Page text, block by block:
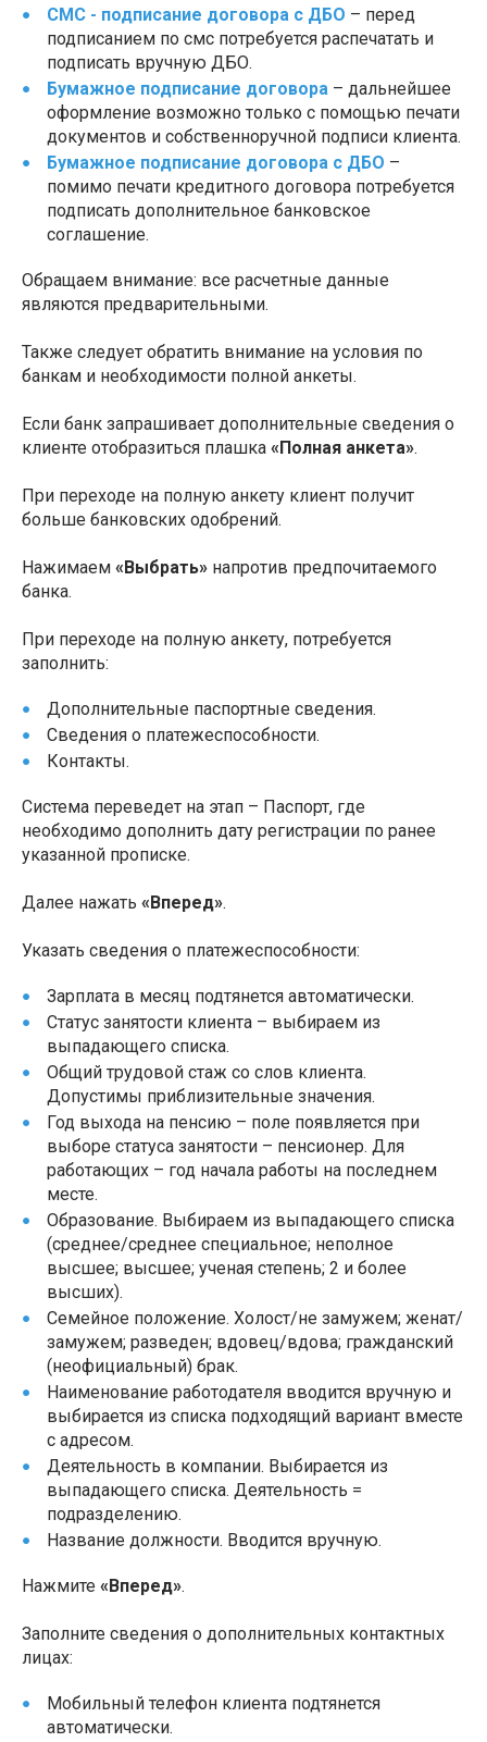
СМС - подписание договора с ДБО – перед
подписанием по смс потребуется распечатать и
подписать вручную ДБО.
Бумажное подписание договора– дальнейшее
оформление возможно только с помощью печати
документов и собственноручной подписи клиента.
Бумажное подписание договора с ДБО –
помимо печати кредитного договора потребуется
подписать дополнительное банковское
соглашение.
Обращаем внимание: все расчетные данные
являются предварительными.
Также следует обратить внимание на условия по
банкам и необходимости полной анкеты.
Если банк запрашивает дополнительные сведения о
клиенте отобразиться плашка «Полная анкета».
При переходе на полную анкету клиент получит
больше банковских одобрений.
Нажимаем «Выбрать» напротив предпочитаемого
банка.
При переходе на полную анкету, потребуется
заполнить:
Дополнительные паспортные сведения.
Сведения о платежеспособности.
Контакты.
Система переведет на этап – Паспорт, где
необходимо дополнить дату регистрации по ранее
указанной прописке.
Далее нажать «Вперед».
Указать сведения о платежеспособности:
Зарплата в месяц подтянется автоматически.
Статус занятости клиента – выбираем из
выпадающего списка.
Общий трудовой стаж со слов клиента.
Допустимы приблизительные значения.
Год выхода на пенсию – поле появляется при
выборе статуса занятости – пенсионер. Для
работающих – год начала работы на последнем
месте.
Образование. Выбираем из выпадающего списка
(среднее/среднее специальное; неполное
высшее; высшее; ученая степень; 2 и более
высших).
Семейное положение. Холост/не замужем; женат/
замужем; разведен; вдовец/вдова; гражданский
(неофициальный) брак.
Наименование работодателя вводится вручную и
выбирается из списка подходящий вариант вместе
с адресом.
Деятельность в компании. Выбирается из
выпадающего списка. Деятельность =
подразделению.
Название должности. Вводится вручную.
Нажмите «Вперед».
Заполните сведения о дополнительных контактных
лицах:
Мобильный телефон клиента подтянется
автоматически.